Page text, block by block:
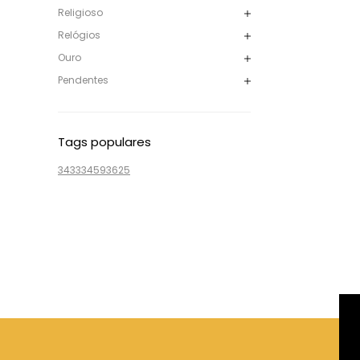
Religioso
Relógios
Ouro
Pendentes
Tags populares
343334593625